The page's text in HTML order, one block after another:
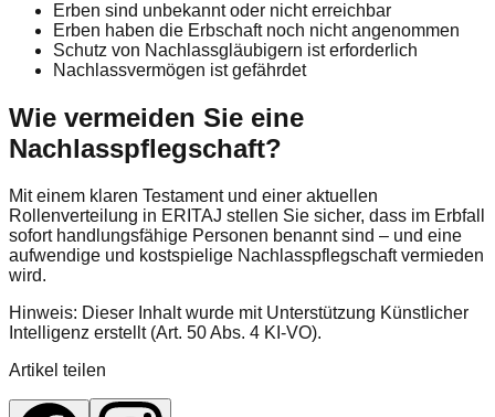
Erben sind unbekannt oder nicht erreichbar
Erben haben die Erbschaft noch nicht angenommen
Schutz von Nachlassgläubigern ist erforderlich
Nachlassvermögen ist gefährdet
Wie vermeiden Sie eine
Nachlasspflegschaft?
Mit einem klaren Testament und einer aktuellen
Rollenverteilung in ERITAJ stellen Sie sicher, dass im Erbfall
sofort handlungsfähige Personen benannt sind – und eine
aufwendige und kostspielige Nachlasspflegschaft vermieden
wird.
Hinweis: Dieser Inhalt wurde mit Unterstützung Künstlicher
Intelligenz erstellt (Art. 50 Abs. 4 KI-VO).
Artikel teilen